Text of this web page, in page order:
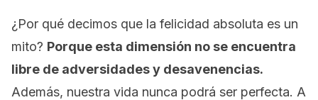
¿Por qué decimos que la felicidad absoluta es un
mito? Porque esta dimensión no se encuentra
libre de adversidades y desavenencias.
Además, nuestra vida nunca podrá ser perfecta. A